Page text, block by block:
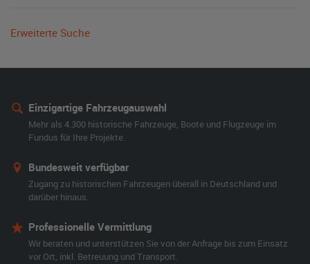
Erweiterte Suche
Einzigartige Fahrzeugauswahl
Mehr als 4.300 historische Fahrzeuge, Boote und Flugzeuge im
Fundus für Ihre Projekte.
Bundesweit verfügbar
Zugang zu historischen Fahrzeugen überall in Deutschland und
darüber hinaus.
Professionelle Vermittlung
Wir beraten und unterstützen Sie von der Anfrage bis zum Einsatz
vor Ort, inkl. Betreuung und Transport.